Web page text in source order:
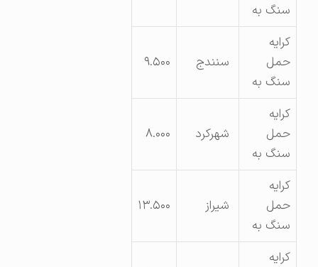
سنگ به
حمل
سنگ به
سنندج ۹.۵۰۰
حمل
سنگ به
شهرکرد ۸.۰۰۰
حمل
سنگ به
شیراز ۱۳.۵۰۰